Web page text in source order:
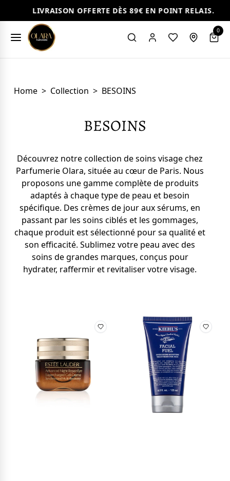
LIVRAISON OFFERTE DÈS 89€ EN POINT RELAIS.
0
Home > Collection > BESOINS
BESOINS
Découvrez notre collection de soins visage chez
Parfumerie Olara, située au cœur de Paris. Nous
proposons une gamme complète de produits
adaptés à chaque type de peau et besoin
spécifique. Des crèmes de jour aux sérums, en
passant par les soins ciblés et les gommages,
chaque produit est sélectionné pour sa qualité et
son efficacité. Sublimez votre peau avec des
soins de grandes marques, conçus pour
hydrater, raffermir et revitaliser votre visage.